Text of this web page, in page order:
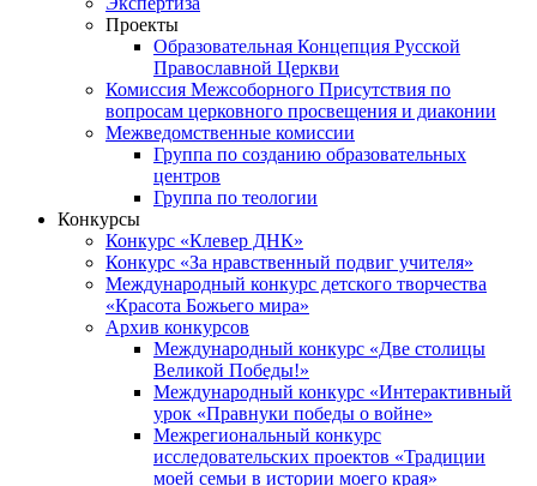
Проекты
Образовательная Концепция Русской
Православной Церкви
Комиссия Межсоборного Присутствия по
вопросам церковного просвещения и диаконии
Межведомственные комиссии
Группа по созданию образовательных
центров
Группа по теологии
Конкурсы
Конкурс «Клевер ДНК»
Конкурс «За нравственный подвиг учителя»
Международный конкурс детского творчества
«Красота Божьего мира»
Архив конкурсов
Международный конкурс «Две столицы
Великой Победы!»
Международный конкурс «Интерактивный
урок «Правнуки победы о войне»
Межрегиональный конкурс
исследовательских проектов «Традиции
моей семьи в истории моего края»